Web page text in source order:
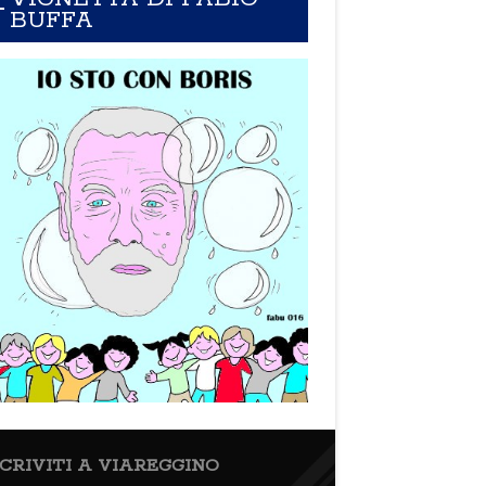
BUFFA
A VIAREGGINO